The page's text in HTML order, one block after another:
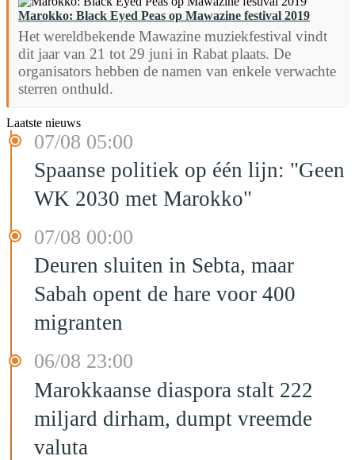
Marokko: Black Eyed Peas op Mawazine festival 2019
Het wereldbekende Mawazine muziekfestival vindt
dit jaar van 21 tot 29 juni in Rabat plaats. De
organisators hebben de namen van enkele verwachte
sterren onthuld.
Laatste nieuws
07/08 05:00
Spaanse politiek op één lijn: "Geen
WK 2030 met Marokko"
07/08 00:00
Deuren sluiten in Sebta, maar
Sabah opent de hare voor 400
migranten
06/08 23:00
Marokkaanse diaspora stalt 222
miljard dirham, dumpt vreemde
valuta